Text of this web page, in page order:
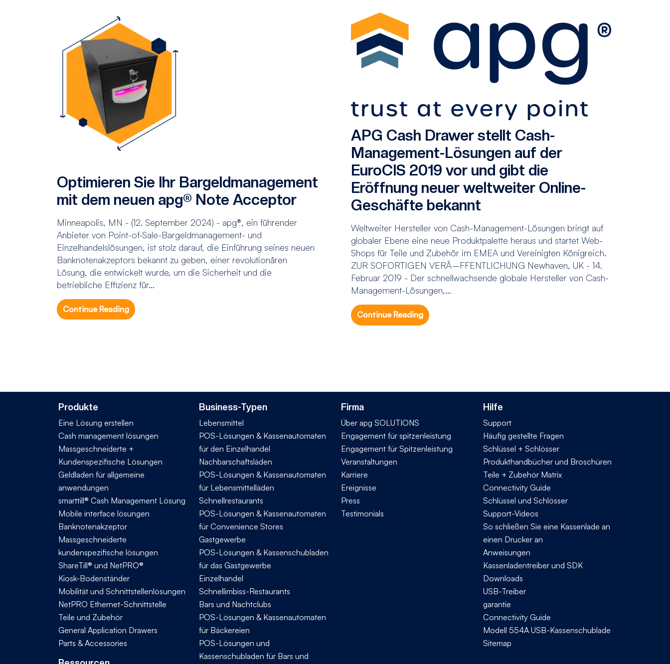
Optimieren Sie Ihr Bargeldmanagement
mit dem neuen apg® Note Acceptor
Minneapolis, MN - (12. September 2024) - apg®, ein führender
Anbieter von Point-of-Sale-Bargeldmanagement- und
Einzelhandelslösungen, ist stolz darauf, die Einführung seines neuen
Banknotenakzeptors bekannt zu geben, einer revolutionären
Lösung, die entwickelt wurde, um die Sicherheit und die
betriebliche Effizienz für...
Continue Reading
APG Cash Drawer stellt Cash-
Management-Lösungen auf der
EuroCIS 2019 vor und gibt die
Eröffnung neuer weltweiter Online-
Geschäfte bekannt
Weltweiter Hersteller von Cash-Management-Lösungen bringt auf
globaler Ebene eine neue Produktpalette heraus und startet Web-
Shops für Teile und Zubehör im EMEA und Vereinigten Königreich.
ZUR SOFORTIGEN VERÃ–FFENTLICHUNG Newhaven, UK - 14.
Februar 2019 - Der schnellwachsende globale Hersteller von Cash-
Management-Lösungen,...
Continue Reading
Produkte
Eine Lösung erstellen
Cash management lösungen
Massgeschneiderte +
Kundenspezifische Lösungen
Geldladen für allgemeine
anwendungen
smarttill® Cash Management Lösung
Mobile interface lösungen
Banknotenakzeptor
Massgeschneiderte
kundenspezifische lösungen
ShareTill® und NetPRO®
Kiosk-Bodenständer
Mobilität und Schnittstellenlösungen
NetPRO Ethernet-Schnittstelle
Teile und Zubehör
General Application Drawers
Parts & Accessories
Business-Typen
Lebensmittel
POS-Lösungen & Kassenautomaten
für den Einzelhandel
Nachbarschaftsläden
POS-Lösungen & Kassenautomaten
für Lebensmittelläden
Schnellrestaurants
POS-Lösungen & Kassenautomaten
für Convenience Stores
Gastgewerbe
POS-Lösungen & Kassenschubladen
für das Gastgewerbe
Einzelhandel
Schnellimbiss-Restaurants
Bars und Nachtclubs
POS-Lösungen & Kassenautomaten
für Bäckereien
POS-Lösungen und
Kassenschubladen für Bars und
Firma
Über apg SOLUTIONS
Engagement für spitzenleistung
Engagement für Spitzenleistung
Veranstaltungen
Karriere
Ereignisse
Press
Testimonials
Hilfe
Support
Häufig gestellte Fragen
Schlüssel + Schlösser
Produkthandbücher und Broschüren
Teile + Zubehör Matrix
Connectivity Guide
Schlüssel und Schlösser
Support-Videos
So schließen Sie eine Kassenlade an
einen Drucker an
Anweisungen
Kassenladentreiber und SDK
Downloads
USB-Treiber
garantie
Connectivity Guide
Modell 554A USB-Kassenschublade
Sitemap